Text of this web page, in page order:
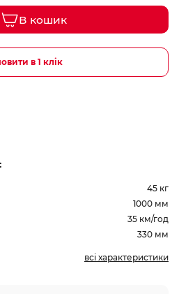
В кошик
в 1 клік
45 кг
1000 мм
35 км/год
330 мм
всі характеристики